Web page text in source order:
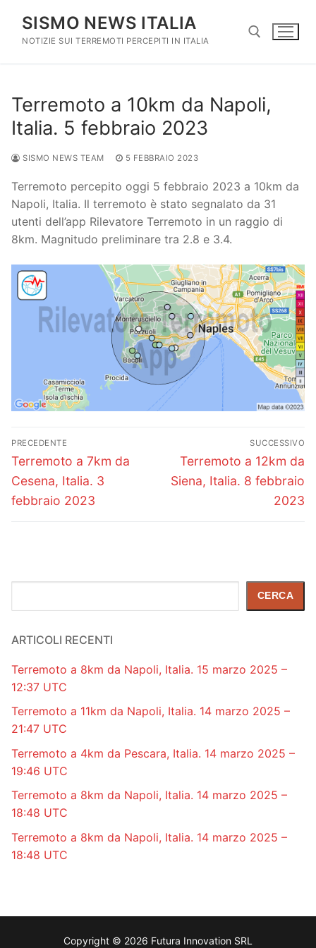
contenuto
SISMO NEWS ITALIA
NOTIZIE SUI TERREMOTI PERCEPITI IN ITALIA
Terremoto a 10km da Napoli,
Italia. 5 febbraio 2023
SISMO NEWS TEAM 5 FEBBRAIO 2023
Terremoto percepito oggi 5 febbraio 2023 a 10km da
Napoli, Italia. Il terremoto è stato segnalato da 31
utenti dell’app Rilevatore Terremoto in un raggio di
8km. Magnitudo preliminare tra 2.8 e 3.4.
Navigazione
articoli
PRECEDENTE
Articolo
precedente:
Terremoto a 7km da
Cesena, Italia. 3
febbraio 2023
SUCCESSIVO
Articolo
successivo:
Terremoto a 12km da
Siena, Italia. 8 febbraio
2023
CERCA
ARTICOLI RECENTI
Terremoto a 8km da Napoli, Italia. 15 marzo 2025 –
12:37 UTC
Terremoto a 11km da Napoli, Italia. 14 marzo 2025 –
21:47 UTC
Terremoto a 4km da Pescara, Italia. 14 marzo 2025 –
19:46 UTC
Terremoto a 8km da Napoli, Italia. 14 marzo 2025 –
18:48 UTC
Terremoto a 8km da Napoli, Italia. 14 marzo 2025 –
18:48 UTC
Copyright © 2026 Futura Innovation SRL